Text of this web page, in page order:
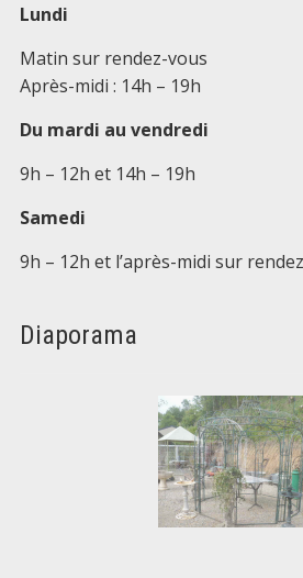
Lundi
Matin sur rendez-vous
Après-midi : 14h – 19h
Du mardi au vendredi
9h – 12h et 14h – 19h
Samedi
9h – 12h et l’après-midi sur
Diaporama